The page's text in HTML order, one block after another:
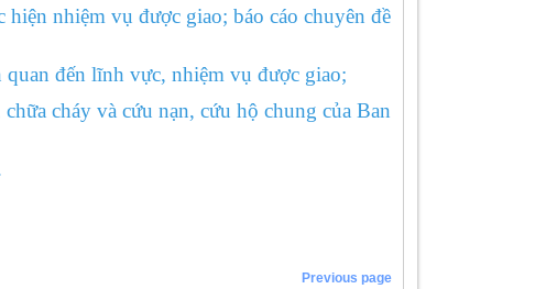
nhiệm vụ được giao; báo cáo chuyên đề
đến lĩnh vực, nhiệm vụ được giao;
cháy và cứu nạn, cứu hộ chung của Ban
Previous page